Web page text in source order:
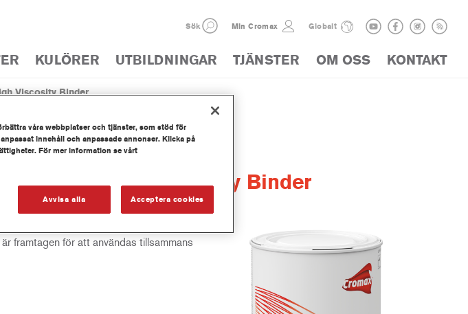
Sök Min Cromax Globalt
KULÖRER UTBILDNINGAR TJÄNSTER OM OSS KONTAKT
Viscosity Binder
High Viscosity Binder
framtagen för att användas tillsammans
våra webbplatser och tjänster, som stöd för
innehåll och anpassade annonser. Klicka på
För mer information se vårt
Avvisa alla Acceptera cookies